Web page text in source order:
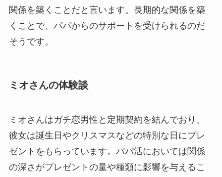
関係を築くことだと言います。長期的な関係を築
くことで、パパからのサポートを受けられるのだ
そうです。
ミオさんの体験談
ミオさんはガチ恋男性と定期契約を結んでおり、
彼女は誕生日やクリスマスなどの特別な日にプレ
ゼントをもらっています。パパ活においては関係
の深さがプレゼントの量や種類に影響を与えるこ